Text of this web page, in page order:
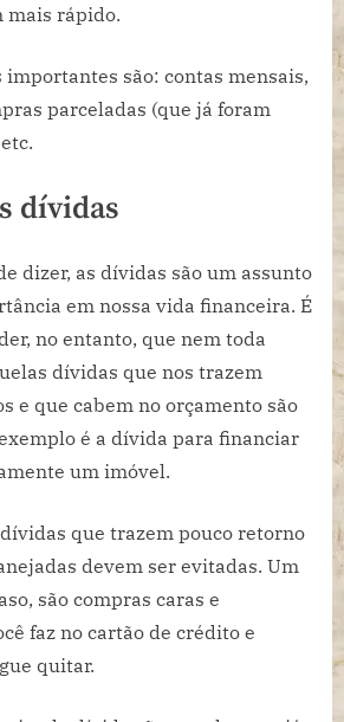
mais rápido.
importantes são: contas mensais,
parceladas (que já foram
dívidas
dizer, as dívidas são um assunto
em nossa vida financeira. É
no entanto, que nem toda
dívidas que nos trazem
e que cabem no orçamento são
é a dívida para financiar
um imóvel.
que trazem pouco retorno
devem ser evitadas. Um
são compras caras e
faz no cartão de crédito e
quitar.